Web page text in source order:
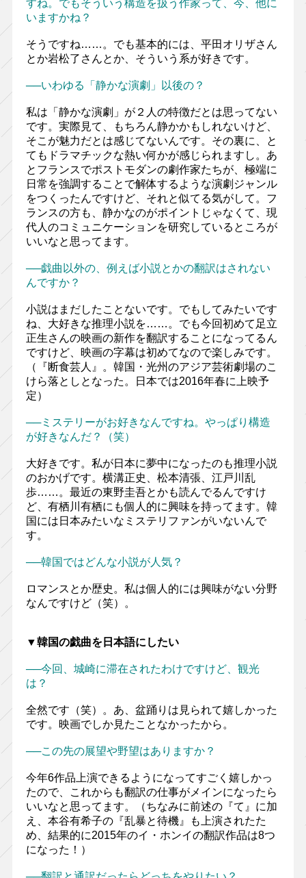
すね。でもそういう構造を扱う作家って、今、他に
いますかね？
そうですね……。でも基本的には、平田オリザさん
とか岩松了さんとか、そういう系が好きです。
──いわゆる「静かな演劇」以後の？
私は「静かな演劇」が２人の特徴だとは思ってない
です。実際見て、もちろん静かかもしれないけど、
そこが魅力だとは感じてないんです。その裏に、と
てもドラマチックな熱い何かが感じられますし。あ
とフランスでポストモダンの劇作家たちが、極端に
日常を強調することで解体するような演劇ジャンル
をつくったんですけど、それと似てる気がして。フ
ランスの方も、静かなのがポイントじゃなくて、現
代人のコミュニケーションを研究しているところが
いいなと思ってます。
──戯曲以外の、例えば小説とかの翻訳はされない
んですか？
小説はまだしたことないです。でもしてみたいです
ね、大好きな推理小説を……。でも今回初めて足立
正生さんの映画の新作を翻訳することになってるん
ですけど、映画の字幕は初めてなので楽しみです。
（『断食芸人』。韓国・光州のアジア芸術劇場のこ
けら落としとなった。日本では2016年春に上映予
定）
──ミステリーがお好きなんですね。やっぱり構造
が好きなんだ？（笑）
大好きです。私が日本に夢中になったのも推理小説
のおかげです。横溝正史、松本清張、江戸川乱
歩……。最近の東野圭吾とかも読んでるんですけ
ど、有栖川有栖にも個人的に興味を持ってます。韓
国には日本みたいなミステリファンがいないんで
す。
──韓国ではどんな小説が人気？
ロマンスとか歴史。私は個人的には興味がない分野
なんですけど（笑）。
▼韓国の戯曲を日本語にしたい
──今回、城崎に滞在されたわけですけど、観光
は？
全然です（笑）。あ、盆踊りは見られて嬉しかった
です。映画でしか見たことなかったから。
──この先の展望や野望はありますか？
今年6作品上演できるようになってすごく嬉しかっ
たので、これからも翻訳の仕事がメインになったら
いいなと思ってます。（ちなみに前述の『て』に加
え、本谷有希子の『乱暴と待機』も上演されたた
め、結果的に2015年のイ・ホンイの翻訳作品は8つ
になった！）